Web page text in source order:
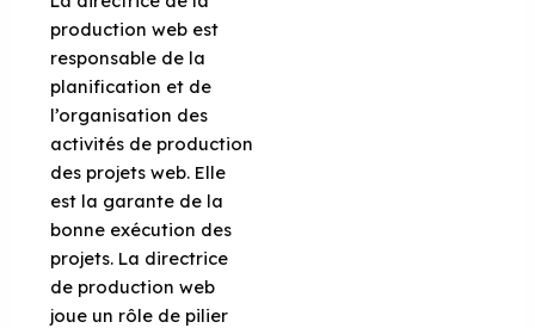
production web est
responsable de la
planification et de
l’organisation des
activités de production
des projets web. Elle
est la garante de la
bonne exécution des
projets. La directrice
de production web
joue un rôle de pilier